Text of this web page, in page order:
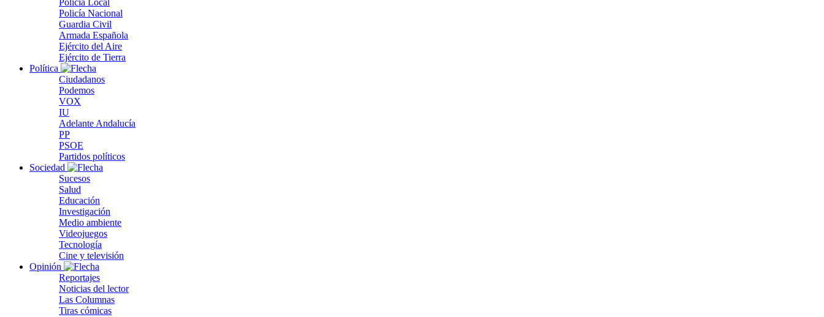
Policía Local
Policía Nacional
Guardia Civil
Armada Española
Ejército del Aire
Ejército de Tierra
Política
Ciudadanos
Podemos
VOX
IU
Adelante Andalucía
PP
PSOE
Partidos políticos
Sociedad
Sucesos
Salud
Educación
Investigación
Medio ambiente
Videojuegos
Tecnología
Cine y televisión
Opinión
Reportajes
Noticias del lector
Las Columnas
Tiras cómicas